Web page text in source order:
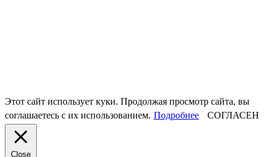
Этот сайт использует куки. Продолжая просмотр сайта, вы
соглашаетесь с их использованием. Подробнее СОГЛАСЕН
Close